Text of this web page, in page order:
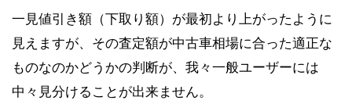
一見値引き額（下取り額）が最初より上がったように
見えますが、その査定額が中古車相場に合った適正な
ものなのかどうかの判断が、我々一般ユーザーには
中々見分けることが出来ません。